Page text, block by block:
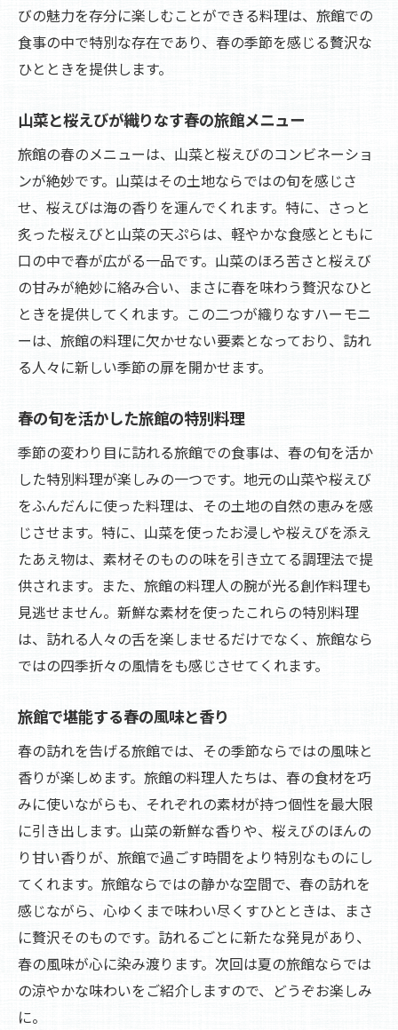
びの魅力を存分に楽しむことができる料理は、旅館での
食事の中で特別な存在であり、春の季節を感じる贅沢な
ひとときを提供します。
山菜と桜えびが織りなす春の旅館メニュー
旅館の春のメニューは、山菜と桜えびのコンビネーショ
ンが絶妙です。山菜はその土地ならではの旬を感じさ
せ、桜えびは海の香りを運んでくれます。特に、さっと
炙った桜えびと山菜の天ぷらは、軽やかな食感とともに
口の中で春が広がる一品です。山菜のほろ苦さと桜えび
の甘みが絶妙に絡み合い、まさに春を味わう贅沢なひと
ときを提供してくれます。この二つが織りなすハーモニ
ーは、旅館の料理に欠かせない要素となっており、訪れ
る人々に新しい季節の扉を開かせます。
春の旬を活かした旅館の特別料理
季節の変わり目に訪れる旅館での食事は、春の旬を活か
した特別料理が楽しみの一つです。地元の山菜や桜えび
をふんだんに使った料理は、その土地の自然の恵みを感
じさせます。特に、山菜を使ったお浸しや桜えびを添え
たあえ物は、素材そのものの味を引き立てる調理法で提
供されます。また、旅館の料理人の腕が光る創作料理も
見逃せません。新鮮な素材を使ったこれらの特別料理
は、訪れる人々の舌を楽しませるだけでなく、旅館なら
ではの四季折々の風情をも感じさせてくれます。
旅館で堪能する春の風味と香り
春の訪れを告げる旅館では、その季節ならではの風味と
香りが楽しめます。旅館の料理人たちは、春の食材を巧
みに使いながらも、それぞれの素材が持つ個性を最大限
に引き出します。山菜の新鮮な香りや、桜えびのほんの
り甘い香りが、旅館で過ごす時間をより特別なものにし
てくれます。旅館ならではの静かな空間で、春の訪れを
感じながら、心ゆくまで味わい尽くすひとときは、まさ
に贅沢そのものです。訪れるごとに新たな発見があり、
春の風味が心に染み渡ります。次回は夏の旅館ならでは
の涼やかな味わいをご紹介しますので、どうぞお楽しみ
に。